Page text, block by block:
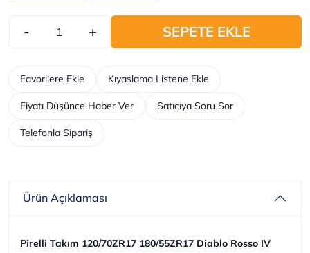
- + SEPETE EKLE
Telefonla Sipariş
Kıyaslama Listene Ekle
Favorilere Ekle
Fiyatı Düşünce Haber Ver Satıcıya Soru Sor
Ürün Açıklaması
Pirelli Takım 120/70ZR17 180/55ZR17 Diablo Rosso IV